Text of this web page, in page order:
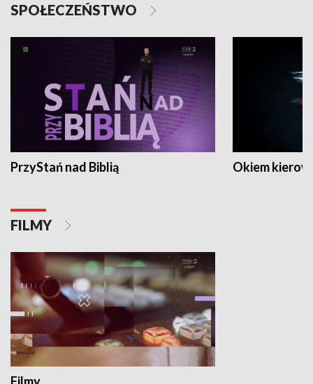
SPOŁECZEŃSTWO
PrzyStań nad Biblią Okiem
FILMY